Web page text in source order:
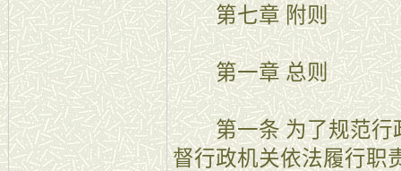
第七章 附则
第一章 总则
第一条 为了规范行政
督行政机关依法履行职